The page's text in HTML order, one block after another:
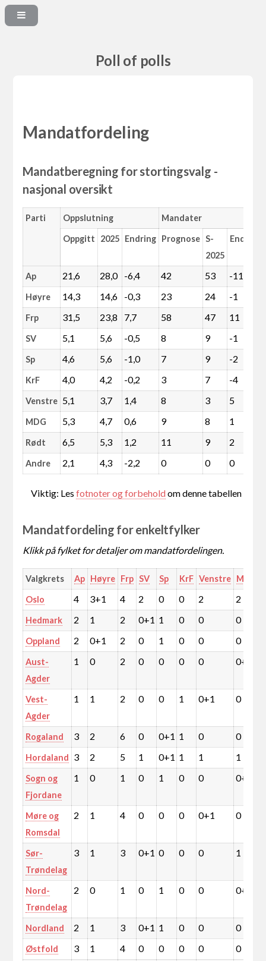
Poll of polls
Mandatfordeling
Mandatberegning for stortingsvalg -
nasjonal oversikt
Parti Oppslutning Mandater
Oppgitt 2025 Endring Prognose S-
2025
Endring
Ap 21,6 28,0 -6,4 42 53 -11
Høyre 14,3 14,6 -0,3 23 24 -1
Frp 31,5 23,8 7,7 58 47 11
SV 5,1 5,6 -0,5 8 9 -1
Sp 4,6 5,6 -1,0 7 9 -2
KrF 4,0 4,2 -0,2 3 7 -4
Venstre 5,1 3,7 1,4 8 3 5
MDG 5,3 4,7 0,6 9 8 1
Rødt 6,5 5,3 1,2 11 9 2
Andre 2,1 4,3 -2,2 0 0 0
Viktig: Lesfotnoter og forbeholdom denne tabellen
Mandatfordeling for enkeltfylker
Klikk på fylket for detaljer om mandatfordelingen.
Valgkrets Ap Høyre Frp SV Sp KrF Venstre MDG
Oslo 4 3+1 4 2 0 0 2 2
Hedmark 2 1 2 0+1 1 0 0 0
Oppland 2 0+1 2 0 1 0 0 0
Aust-
Agder
1 0 2 0 0 0 0 0+1
Vest-
Agder
1 1 2 0 0 1 0+1 0
Rogaland 3 2 6 0 0+1 1 0 0
Hordaland 3 2 5 1 0+1 1 1 1
Sogn og
Fjordane
1 0 1 0 1 0 0 0+1
Møre og
Romsdal
2 1 4 0 0 0 0+1 0
Sør-
Trøndelag
3 1 3 0+1 0 0 0 1
Nord-
Trøndelag
2 0 1 0 1 0 0 0+1
Nordland 2 1 3 0+1 1 0 0 0
Østfold 3 1 4 0 0 0 0 0